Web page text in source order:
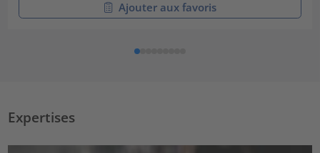
Ajouter aux favoris
Expertises